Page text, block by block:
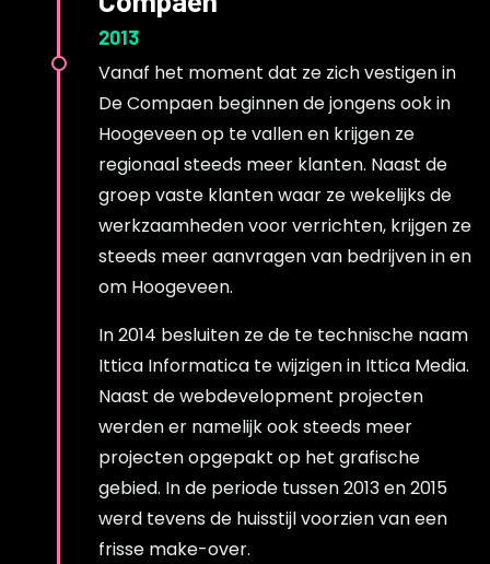
2013
Vanaf het moment dat ze zich vestigen in
De Compaen beginnen de jongens ook in
Hoogeveen op te vallen en krijgen ze
regionaal steeds meer klanten. Naast de
groep vaste klanten waar ze wekelijks de
werkzaamheden voor verrichten, krijgen ze
steeds meer aanvragen van bedrijven in en
om Hoogeveen.
In 2014 besluiten ze de te technische naam
Ittica Informatica te wijzigen in Ittica Media.
Naast de webdevelopment projecten
werden er namelijk ook steeds meer
projecten opgepakt op het grafische
gebied. In de periode tussen 2013 en 2015
werd tevens de huisstijl voorzien van een
frisse make-over.